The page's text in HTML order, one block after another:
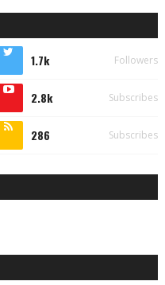
1.7k Followers
2.8k Subscribes
286 Subscribes